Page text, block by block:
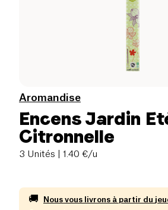
Aromandise
Encens Jardin
Citronnelle
3 Unités | 1.40 €/u
🚚 Nous vous livrons à partir du